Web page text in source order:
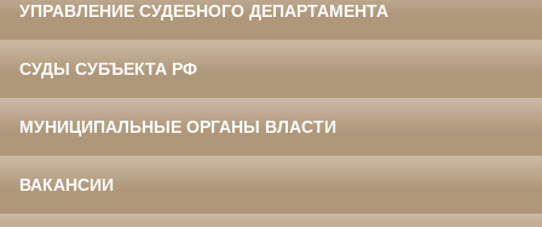
УПРАВЛЕНИЕ СУДЕБНОГО ДЕПАРТАМЕНТА
СУДЫ СУБЪЕКТА РФ
МУНИЦИПАЛЬНЫЕ ОРГАНЫ ВЛАСТИ
ВАКАНСИИ